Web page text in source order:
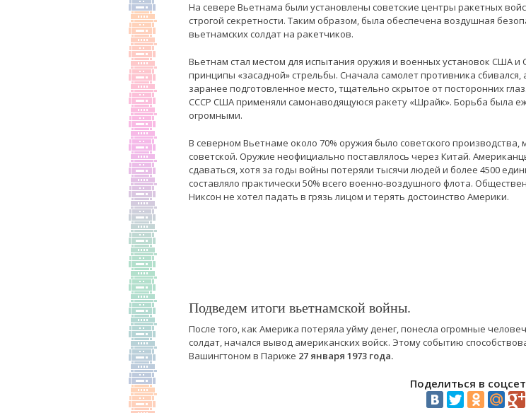
На севере Вьетнама были установлены советские центры ракетных
строгой секретности. Таким образом, была обеспечена воздушная
вьетнамских солдат на ракетчиков.
Вьетнам стал местом для испытания оружия и военных установок США
принципы «засадной» стрельбы. Сначала самолет противника
заранее подготовленное место, тщательно скрытое от посторонних
СССР США применяли самонаводящуюся ракету «Шрайк». Борьба была
огромными.
В северном Вьетнаме около 70% оружия было советского
советской. Оружие неофициально поставлялось через Китай.
сдаваться, хотя за годы войны потеряли тысячи людей и более 4500
составляло практически 50% всего военно-воздушного флота.
Никсон не хотел падать в грязь лицом и терять достоинство Америки.
Подведем итоги вьетнамской войны.
После того, как Америка потеряла уйму денег, понесла огромные
солдат, начался вывод американских войск. Этому событию
Вашингтоном в Париже 27 января 1973 года.
Поделиться в